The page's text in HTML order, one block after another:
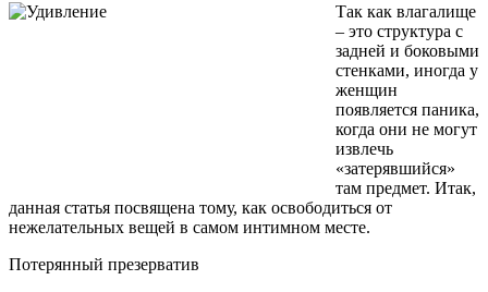
Так как влагалище
– это структура с
задней и боковыми
стенками, иногда у
женщин
появляется паника,
когда они не могут
извлечь
«затерявшийся»
там предмет. Итак,
данная статья посвящена тому, как освободиться от
нежелательных вещей в самом интимном месте.
Потерянный презерватив